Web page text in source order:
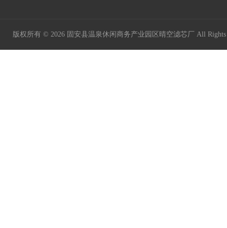
版权所有 © 2026 固安县温泉休闲商务产业园区晴空滤芯厂 All